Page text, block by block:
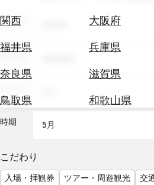
関西 大阪府
福井県
兵庫県
奈良県
滋賀県
鳥取県
和歌山県
券
テ
を
調
べ
る
天
気
エリア
テーマ
時期 5月
こだわり
入場・拝観券 ツアー・周遊観光
交